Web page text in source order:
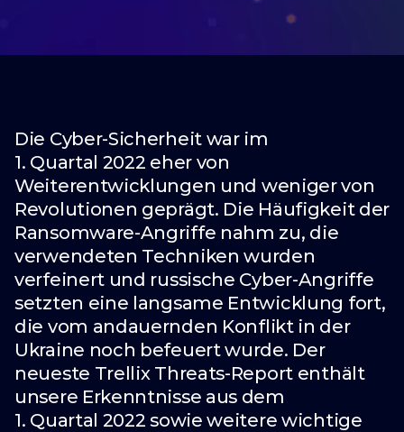
Die Cyber-Sicherheit war im
1. Quartal 2022 eher von
Weiterentwicklungen und weniger von
Revolutionen geprägt. Die Häufigkeit der
Ransomware-Angriffe nahm zu, die
verwendeten Techniken wurden
verfeinert und russische Cyber-Angriffe
setzten eine langsame Entwicklung fort,
die vom andauernden Konflikt in der
Ukraine noch befeuert wurde. Der
neueste Trellix Threats-Report enthält
unsere Erkenntnisse aus dem
1. Quartal 2022 sowie weitere wichtige